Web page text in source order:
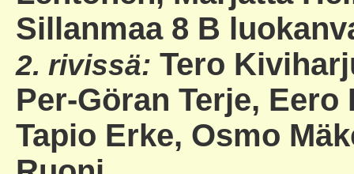
Sillanmaa 8 B
2. rivissä: Tero
Per-Göran Terje,
Tapio Erke, Osmo